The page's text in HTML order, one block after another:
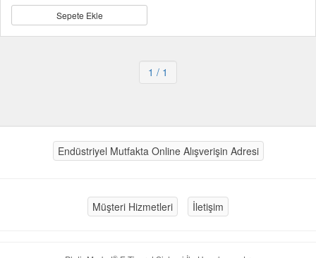
Sepete Ekle
1 / 1
Endüstriyel Mutfakta Online Alışverişin Adresi
Müşteri Hizmetleri İletişim